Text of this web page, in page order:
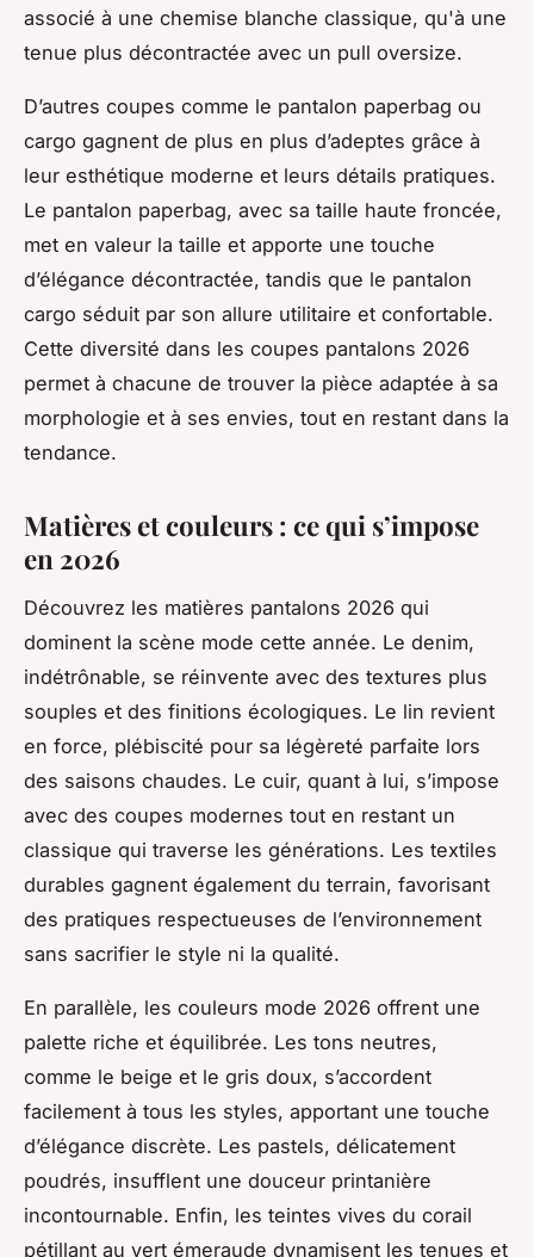
associé à une chemise blanche classique, qu'à une
tenue plus décontractée avec un pull oversize.
D’autres coupes comme le pantalon paperbag ou
cargo gagnent de plus en plus d’adeptes grâce à
leur esthétique moderne et leurs détails pratiques.
Le pantalon paperbag, avec sa taille haute froncée,
met en valeur la taille et apporte une touche
d’élégance décontractée, tandis que le pantalon
cargo séduit par son allure utilitaire et confortable.
Cette diversité dans les coupes pantalons 2026
permet à chacune de trouver la pièce adaptée à sa
morphologie et à ses envies, tout en restant dans la
tendance.
Matières et couleurs : ce qui s’impose
en 2026
Découvrez les matières pantalons 2026 qui
dominent la scène mode cette année. Le denim,
indétrônable, se réinvente avec des textures plus
souples et des finitions écologiques. Le lin revient
en force, plébiscité pour sa légèreté parfaite lors
des saisons chaudes. Le cuir, quant à lui, s’impose
avec des coupes modernes tout en restant un
classique qui traverse les générations. Les textiles
durables gagnent également du terrain, favorisant
des pratiques respectueuses de l’environnement
sans sacrifier le style ni la qualité.
En parallèle, les couleurs mode 2026 offrent une
palette riche et équilibrée. Les tons neutres,
comme le beige et le gris doux, s’accordent
facilement à tous les styles, apportant une touche
d’élégance discrète. Les pastels, délicatement
poudrés, insufflent une douceur printanière
incontournable. Enfin, les teintes vives du corail
pétillant au vert émeraude dynamisent les tenues et